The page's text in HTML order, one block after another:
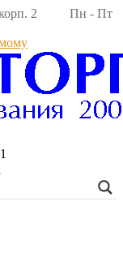
корп. 2 Пн - Пт